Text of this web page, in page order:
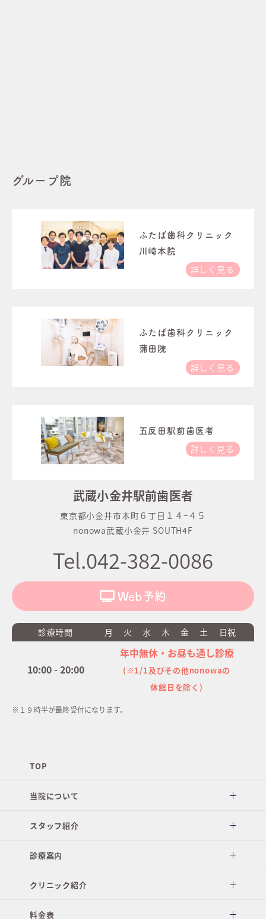
グループ院
ふたば歯科クリニック
川崎本院
詳しく見る
ふたば歯科クリニック
蒲田院
詳しく見る
五反田駅前歯医者
詳しく見る
武蔵小金井駅前歯医者
東京都小金井市本町６丁目１４−４５
nonowa武蔵小金井 SOUTH4F
Tel.042-382-0086
Web予約
診療時間 月 火 水 木 金 土 日祝
10:00 - 20:00
年中無休・お昼も通し診療
(※1/1及びその他nonowaの
休館日を除く)
※１９時半が最終受付になります。
TOP
当院について
スタッフ紹介
診療案内
クリニック紹介
料金表